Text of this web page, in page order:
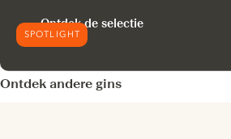
SPOTLIGHT
Ontdek de selectie
Ontdek andere gins